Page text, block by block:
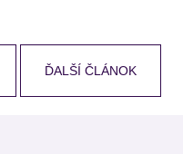
ĎALŠÍ ČLÁNOK